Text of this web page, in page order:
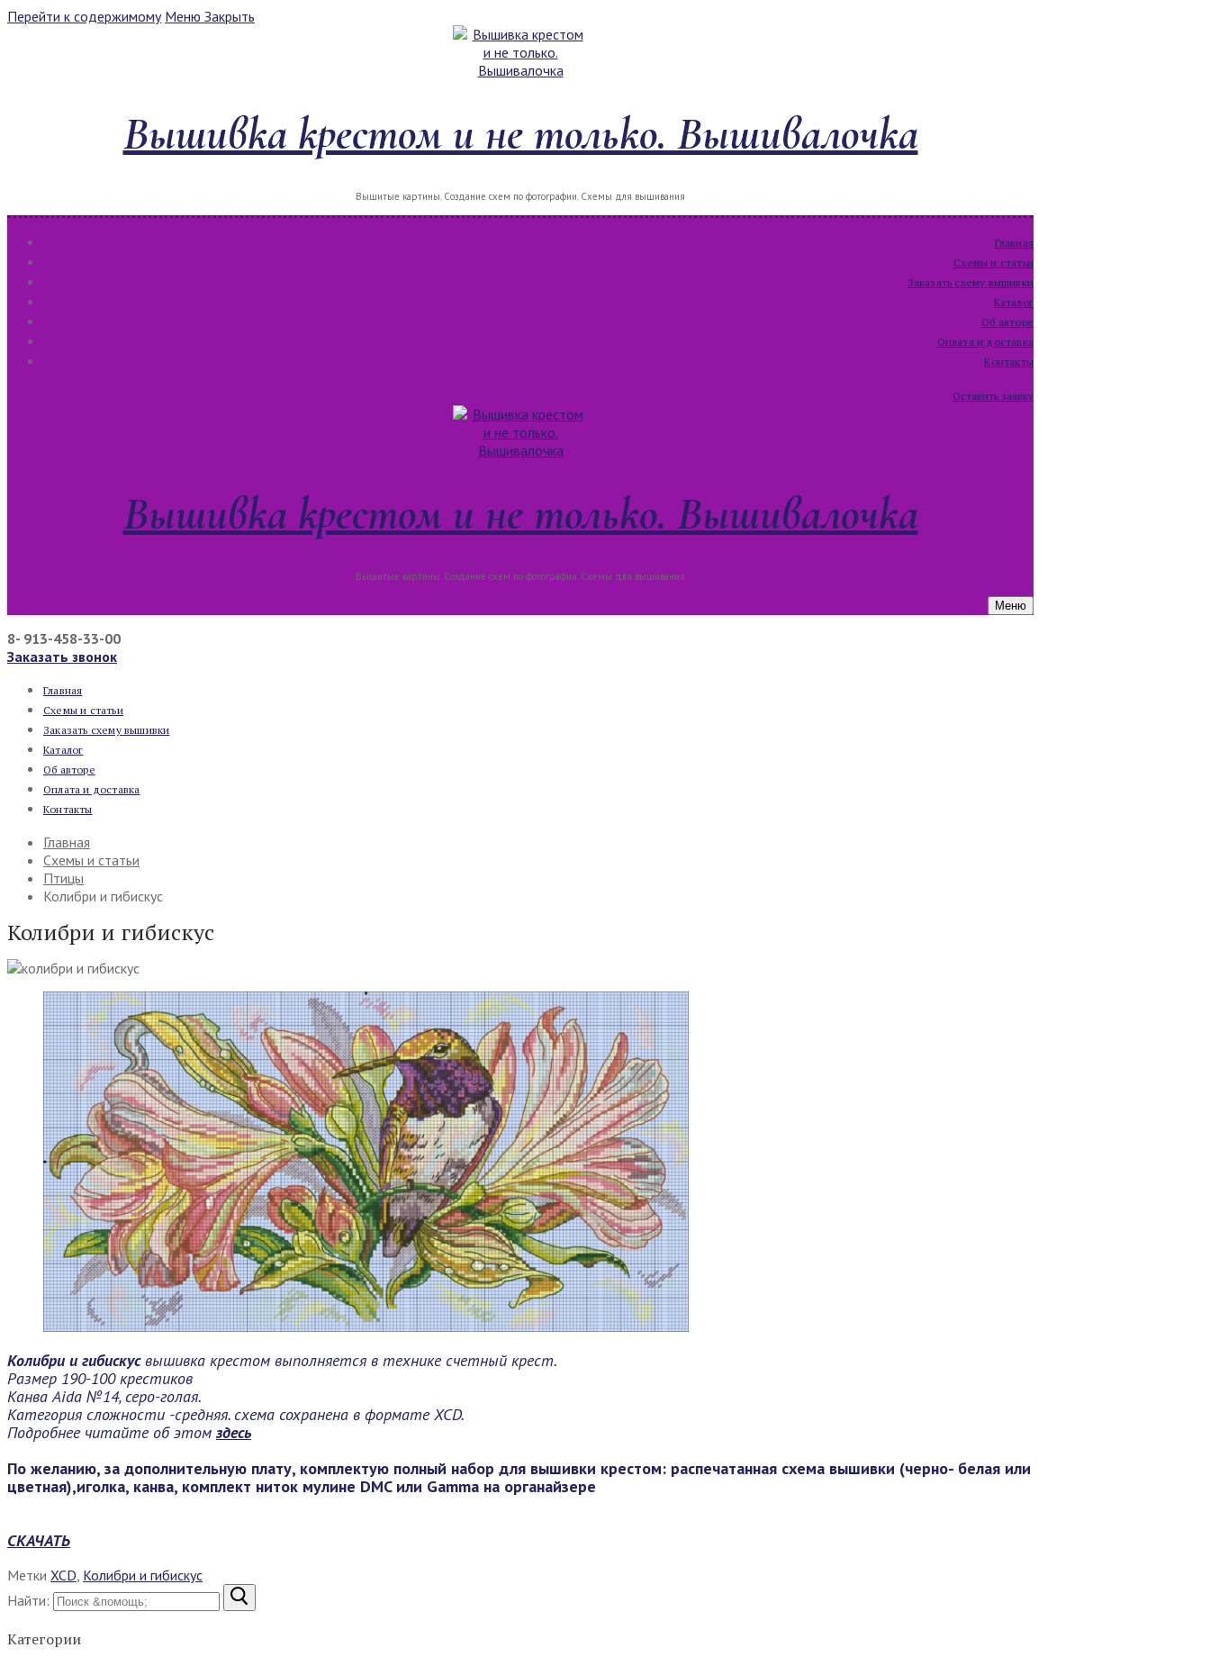
Перейти к содержимому Меню Закрыть
Вышивка крестом и не только. Вышивалочка
Вышитые картины. Создание схем по фотографии. Схемы для вышивания
Главная
Схемы и статьи
Заказать схему вышивки
Каталог
Об авторе
Оплата и доставка
Контакты
Оставить заявку
Вышивка крестом и не только. Вышивалочка
Вышитые картины. Создание схем по фотографии. Схемы для вышивания
Меню
8- 913-458-33-00
Заказать звонок
Главная
Схемы и статьи
Заказать схему вышивки
Каталог
Об авторе
Оплата и доставка
Контакты
Главная
Схемы и статьи
Птицы
Колибри и гибискус
Колибри и гибискус
Колибри и гибискусвышивка крестом выполняется в технике счетный крест.
Размер 190-100 крестиков
Канва Aida №14, серо-голая.
Категория сложности -средняя. схема сохранена в формате XCD.
Подробнее читайте об этомздесь
По желанию, за дополнительную плату, комплектую полный набор для вышивки крестом: распечатанная схема вышивки (черно- белая или
цветная),иголка, канва, комплект ниток мулине DMC или Gamma на органайзере
СКАЧАТЬ
Метки XCD Колибри и гибискус
Найти:
Категории